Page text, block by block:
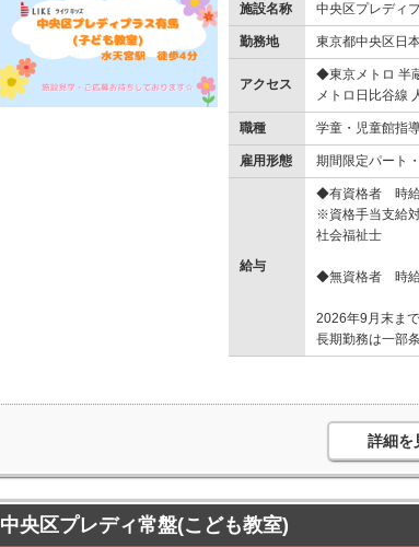
施設名称 中央区プレディ
勤務地 東京都中央区日
アクセス
◆東京メトロ 半
メトロ日比谷線
職種 学童・児童館指
雇用形態 期間限定パート
給与
◆有資格者 時給
※資格手当支給
社会福祉士
◆無資格者 時給
2026年9月末ま
長期勤務は一部
詳細を
中央区プレディ常盤(こども教室)